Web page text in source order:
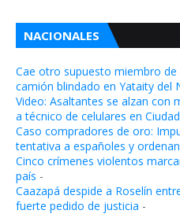
NACIONALES
Cae otro supuesto miembro
camión blindado en Yataity del
Video: Asaltantes se alzan con
a técnico de celulares en
Caso compradores de oro:
tentativa a españoles y
Cinco crímenes violentos
país -
Caazapá despide a Roselín
fuerte pedido de justicia -